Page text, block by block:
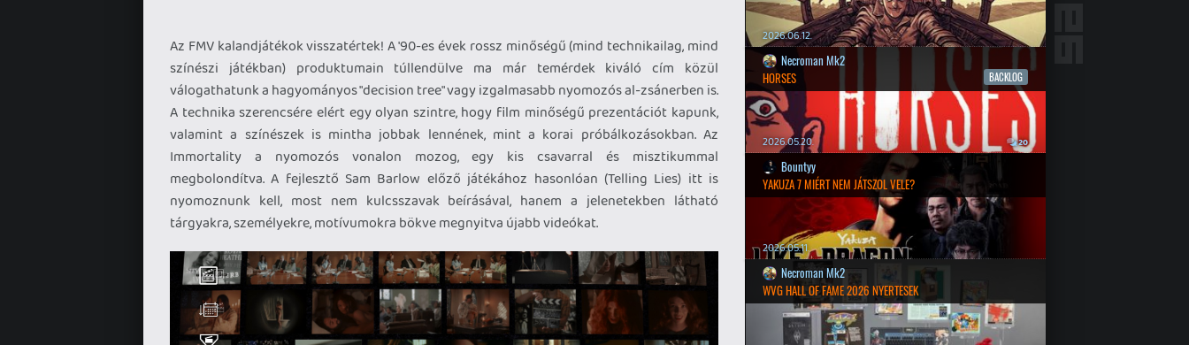
Az FMV kalandjátékok visszatértek! A '90-es évek rossz minőségű (mind technikailag, mind
színészi játékban) produktumain túllendülve ma már temérdek kiváló cím közül
válogathatunk a hagyományos "decision tree" vagy izgalmasabb nyomozós al-zsánerben is.
A technika szerencsére elért egy olyan szintre, hogy film minőségű prezentációt kapunk,
valamint a színészek is mintha jobbak lennének, mint a korai próbálkozásokban. Az
Immortality a nyomozós vonalon mozog, egy kis csavarral és misztikummal
megbolondítva. A fejlesztő Sam Barlow előző játékához hasonlóan (Telling Lies) itt is
nyomoznunk kell, most nem kulcsszavak beírásával, hanem a jelenetekben látható
tárgyakra, személyekre, motívumokra bökve megnyitva újabb videókat.
2026.06.12.
Necroman Mk2
HORSES
BACKLOG
2026.05.20. 20
Bountyy
YAKUZA 7 MIÉRT NEM JÁTSZOL VELE?
2026.05.11.
Necroman Mk2
WVG HALL OF FAME 2026 NYERTESEK